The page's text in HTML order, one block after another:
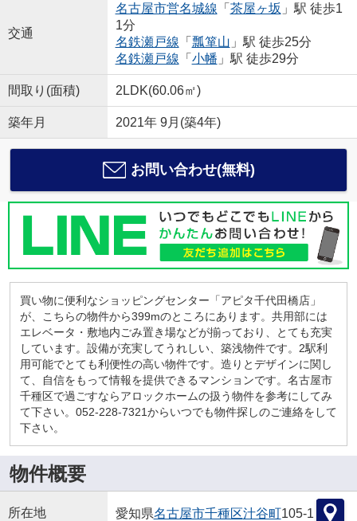
交通
名古屋市営名城線 「 茶屋ヶ坂 」駅 徒歩1
1分
名鉄瀬戸線 「 瓢箪山 」駅 徒歩25分
名鉄瀬戸線 「 小幡 」駅 徒歩29分
間取り(面積) 2LDK(60.06㎡)
築年月 2021年 9月(築4年)
お問い合わせ(無料)
買い物に便利なショッピングセンター「アピタ千代田橋店」
が、こちらの物件から399mのところにあります。共用部には
エレベータ・敷地内ごみ置き場などが揃っており、とても充実
しています。設備が充実してうれしい、築浅物件です。2駅利
用可能でとても利便性の高い物件です。造りとデザインに関し
て、自信をもって情報を提供できるマンションです。名古屋市
千種区で過ごすならアロックホームの扱う物件を参考にしてみ
て下さい。052-228-7321からいつでも物件探しのご連絡をして
下さい。
物件概要
所在地 愛知県名古屋市千種区汁谷町105-1